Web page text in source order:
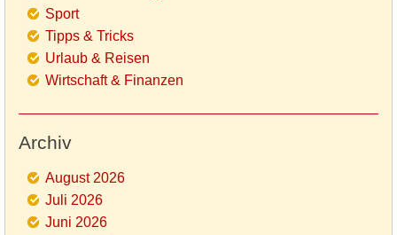
Sport
Tipps & Tricks
Urlaub & Reisen
Wirtschaft & Finanzen
Archiv
August 2026
Juli 2026
Juni 2026